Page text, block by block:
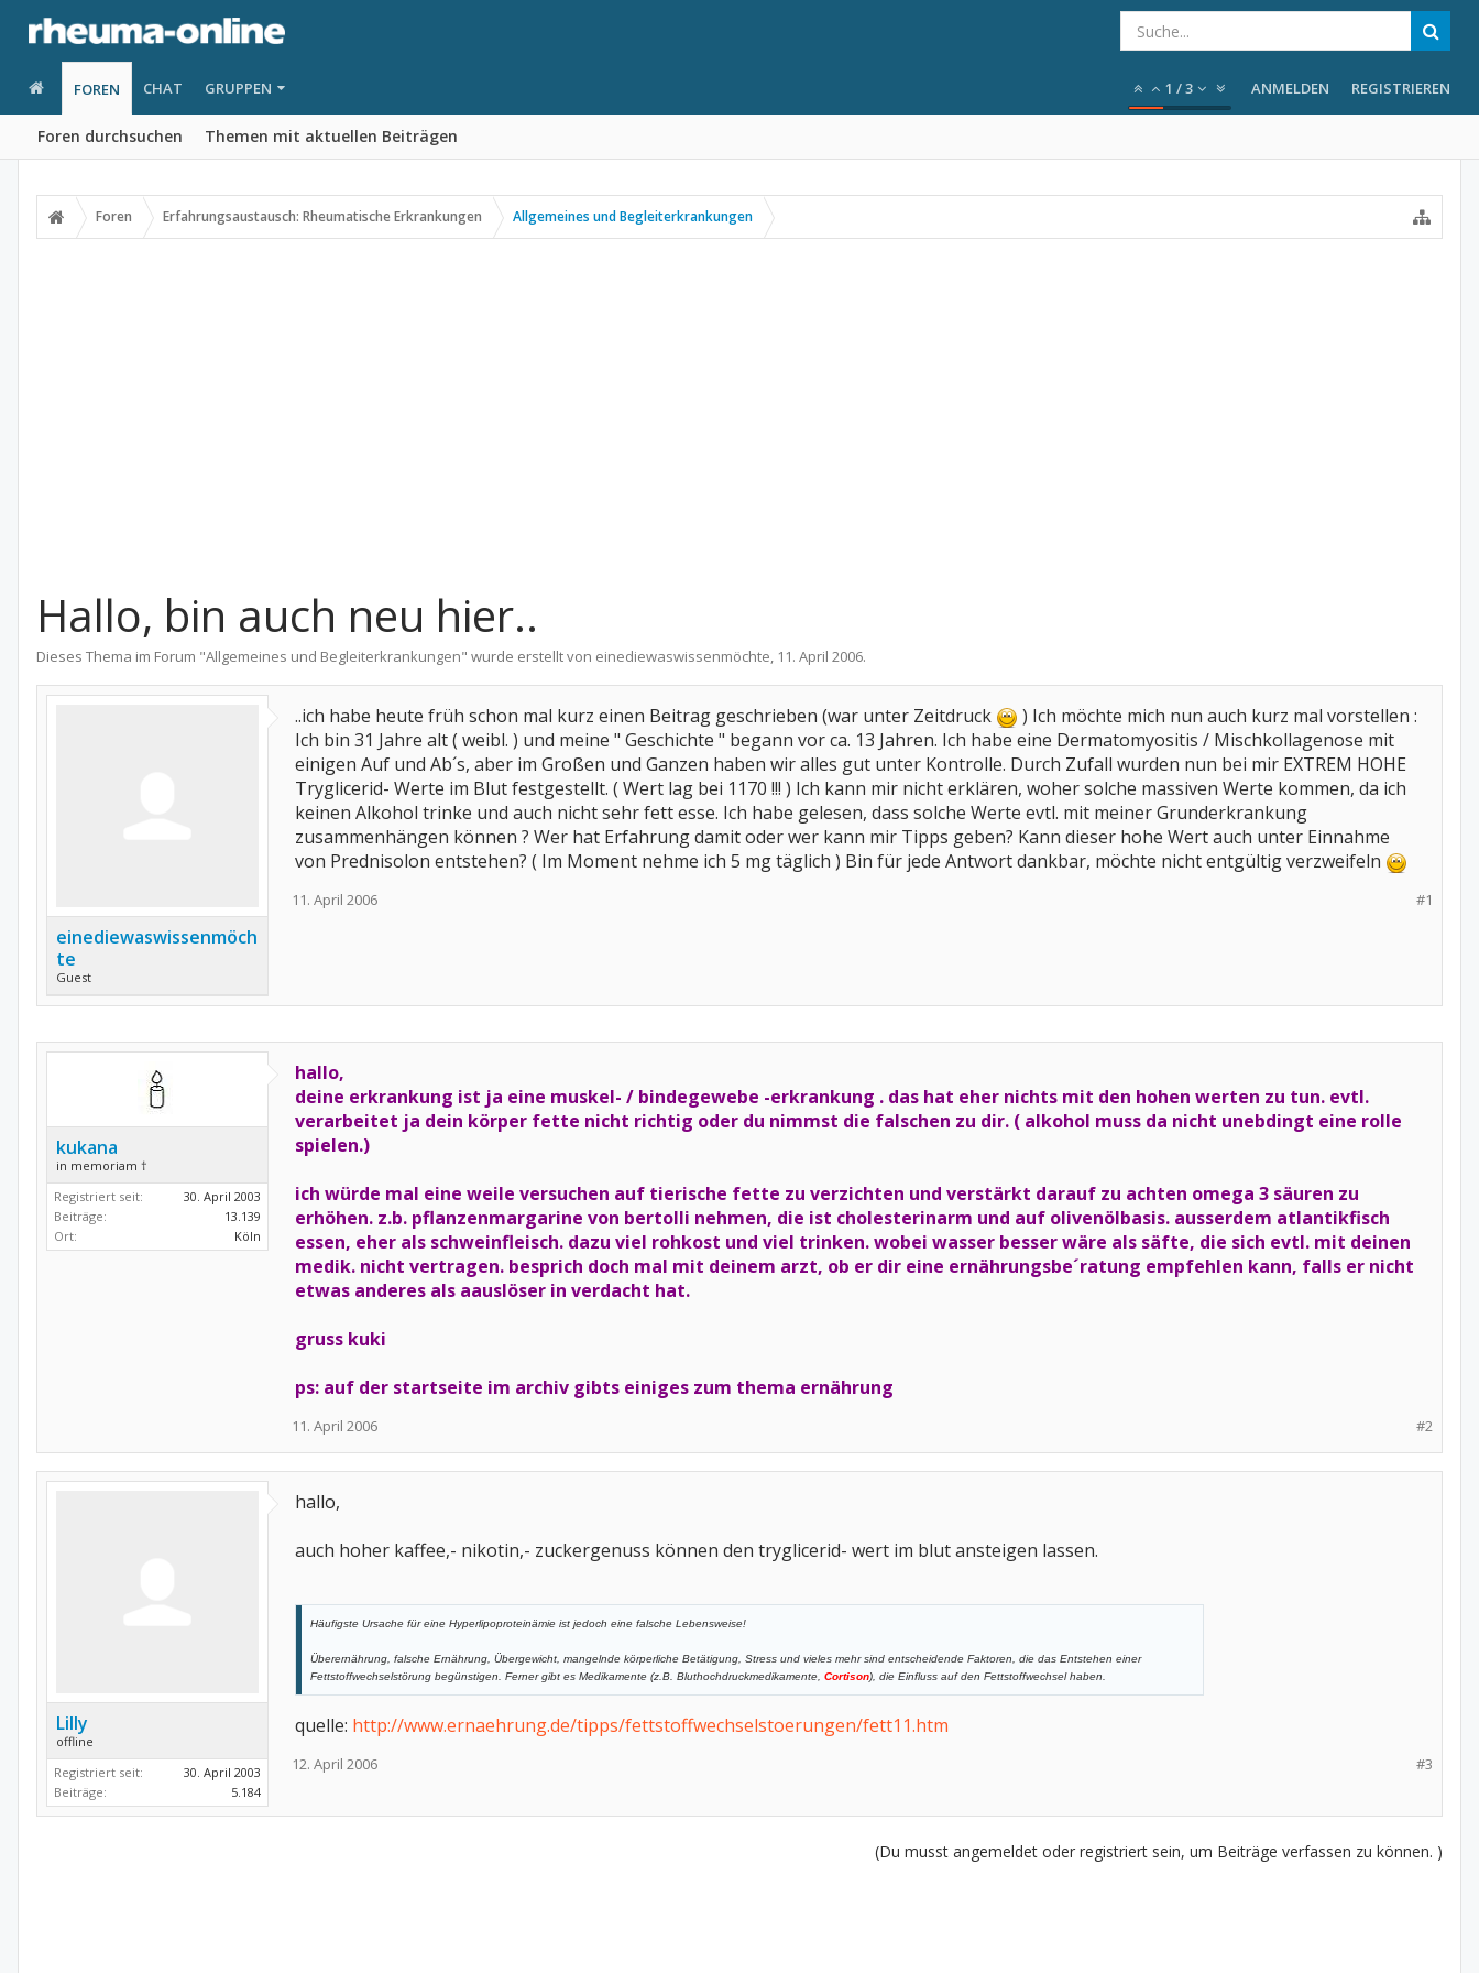
FOREN
Foren durchsuchen Themen mit aktuellen Beiträgen
CHAT GRUPPEN 1 /3 ANMELDEN REGISTRIEREN
Foren Erfahrungsaustausch: Rheumatische Erkrankungen Allgemeines und Begleiterkrankungen
Hallo, bin auch neu hier..
Dieses Thema im Forum "Allgemeines und Begleiterkrankungen" wurde erstellt von einediewaswissenmöchte, 11. April 2006.
einediewaswissenmöch
te
Guest
..ich habe heute früh schon mal kurz einen Beitrag geschrieben (war unter Zeitdruck
) Ich möchte mich nun auch kurz mal vorstellen :
Ich bin 31 Jahre alt ( weibl. ) und meine " Geschichte " begann vor ca. 13 Jahren. Ich habe eine Dermatomyositis / Mischkollagenose mit
einigen Auf und Ab´s, aber im Großen und Ganzen haben wir alles gut unter Kontrolle. Durch Zufall wurden nun bei mir EXTREM HOHE
Tryglicerid- Werte im Blut festgestellt. ( Wert lag bei 1170 !!! ) Ich kann mir nicht erklären, woher solche massiven Werte kommen, da ich
keinen Alkohol trinke und auch nicht sehr fett esse. Ich habe gelesen, dass solche Werte evtl. mit meiner Grunderkrankung
zusammenhängen können ? Wer hat Erfahrung damit oder wer kann mir Tipps geben? Kann dieser hohe Wert auch unter Einnahme
von Prednisolon entstehen? ( Im Moment nehme ich 5 mg täglich ) Bin für jede Antwort dankbar, möchte nicht entgültig verzweifeln
#1
11. April 2006
kukana
in memoriam †
Registriert seit:
30. April 2003
Beiträge:
13.139
Ort:
Köln
hallo,
deine erkrankung ist ja eine muskel- / bindegewebe -erkrankung . das hat eher nichts mit den hohen werten zu tun. evtl.
verarbeitet ja dein körper fette nicht richtig oder du nimmst die falschen zu dir. ( alkohol muss da nicht unebdingt eine rolle
spielen.)
ich würde mal eine weile versuchen auf tierische fette zu verzichten und verstärkt darauf zu achten omega 3 säuren zu
erhöhen. z.b. pflanzenmargarine von bertolli nehmen, die ist cholesterinarm und auf olivenölbasis. ausserdem atlantikfisch
essen, eher als schweinfleisch. dazu viel rohkost und viel trinken. wobei wasser besser wäre als säfte, die sich evtl. mit deinen
medik. nicht vertragen. besprich doch mal mit deinem arzt, ob er dir eine ernährungsbe´ratung empfehlen kann, falls er nicht
etwas anderes als aauslöser in verdacht hat.
gruss kuki
ps: auf der startseite im archiv gibts einiges zum thema ernährung
#2
11. April 2006
Lilly
offline
Registriert seit:
30. April 2003
Beiträge:
5.184
hallo,
auch hoher kaffee,- nikotin,- zuckergenuss können den tryglicerid- wert im blut ansteigen lassen.
Häufigste Ursache für eine Hyperlipoproteinämie ist jedoch eine falsche Lebensweise!
Überernährung, falsche Ernährung, Übergewicht, mangelnde körperliche Betätigung, Stress und vieles mehr sind entscheidende Faktoren, die das Entstehen einer
Fettstoffwechselstörung begünstigen. Ferner gibt es Medikamente (z.B. Bluthochdruckmedikamente, Cortison), die Einfluss auf den Fettstoffwechsel haben.
quelle: http://www.ernaehrung.de/tipps/fettstoffwechselstoerungen/fett11.htm
#3
12. April 2006
(Du musst angemeldet oder registriert sein, um Beiträge verfassen zu können. )